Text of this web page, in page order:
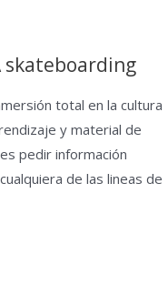
skateboarding
total en la cultura
y material de
pedir información
de las lineas de